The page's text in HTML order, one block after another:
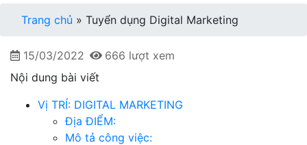
Trang chủ » Tuyển dụng Digital Marketing
15/03/2022
666 lượt xem
Nội dung bài viết
Vị TRÍ: DIGITAL MARKETING
Địa ĐIỂM:
Mô tả công việc: